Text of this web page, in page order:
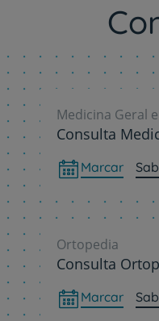
Medicina Geral
Consulta
Marcar
Ortopedia
Consulta
Marcar